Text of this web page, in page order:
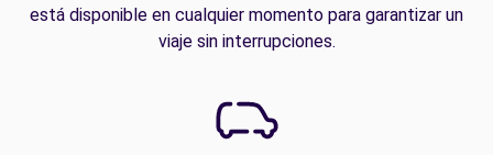
está disponible en cualquier momento para garantizar un
viaje sin interrupciones.